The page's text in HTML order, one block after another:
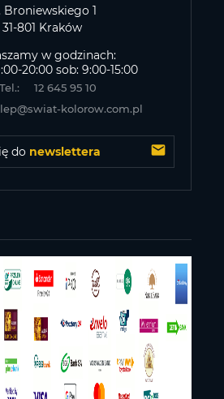
Broniewskiego 1
31-801 Kraków
w godzinach:
20:00 sob: 9:00-15:00
Tel.:
12 645 95 10
kolorow.com.pl
do newslettera